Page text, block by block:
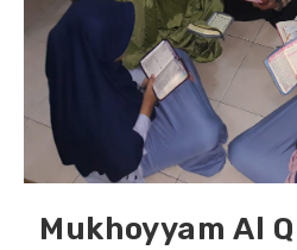
Mukhoyyam Al